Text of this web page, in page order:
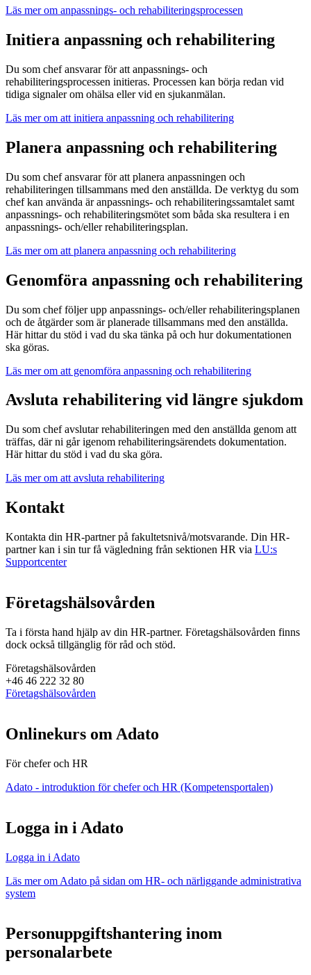
Läs mer om anpassnings- och rehabiliteringsprocessen
Initiera anpassning och rehabilitering
Du som chef ansvarar för att anpassnings- och
rehabiliteringsprocessen initieras. Processen kan börja redan vid
tidiga signaler om ohälsa eller vid en sjukanmälan.
Läs mer om att initiera anpassning och rehabilitering
Planera anpassning och rehabilitering
Du som chef ansvarar för att planera anpassningen och
rehabiliteringen tillsammans med den anställda. De verktyg du som
chef kan använda är anpassnings- och rehabiliteringssamtalet samt
anpassnings- och rehabiliteringsmötet som båda ska resultera i en
anpassnings- och/eller rehabiliteringsplan.
Läs mer om att planera anpassning och rehabilitering
Genomföra anpassning och rehabilitering
Du som chef följer upp anpassnings- och/eller rehabiliteringsplanen
och de åtgärder som är planerade tillsammans med den anställda.
Här hittar du stöd i vad du ska tänka på och hur dokumentationen
ska göras.
Läs mer om att genomföra anpassning och rehabilitering
Avsluta rehabilitering vid längre sjukdom
Du som chef avslutar rehabiliteringen med den anställda genom att
träffas, där ni går igenom rehabiliteringsärendets dokumentation.
Här hittar du stöd i vad du ska göra.
Läs mer om att avsluta rehabilitering
Kontakt
Kontakta din HR-partner på fakultetsnivå/motsvarande. Din HR-
partner kan i sin tur få vägledning från sektionen HR via LU:s
Supportcenter
Företagshälsovården
Ta i första hand hjälp av din HR-partner. Företagshälsovården finns
dock också tillgänglig för råd och stöd.
Företagshälsovården
+46 46 222 32 80
Företagshälsovården
Onlinekurs om Adato
För chefer och HR
Adato - introduktion för chefer och HR (Kompetensportalen)
Logga in i Adato
Logga in i Adato
Läs mer om Adato på sidan om HR- och närliggande administrativa
system
Personuppgiftshantering inom
personalarbete